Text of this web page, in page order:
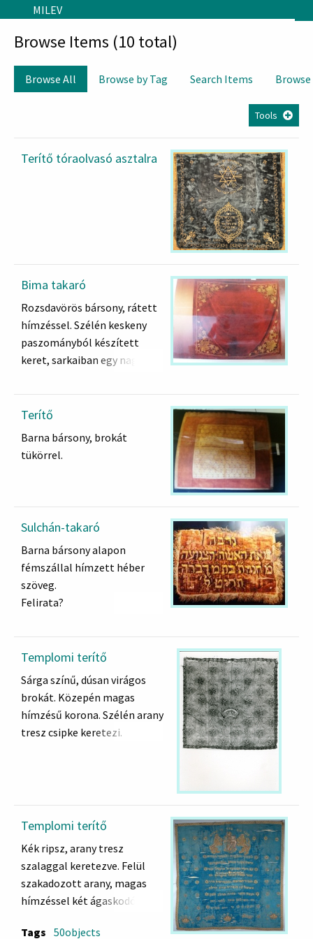
Skip to main content
MILEV
Browse Items (10 total)
Browse All Browse by Tag Search Items
Tools
Terítő tóraolvasó asztalra
Bima takaró
Rozsdavörös bársony, rátett
hímzéssel. Szélén keskeny
paszományból készített
keret, sarkaiban egy nagy és
drapp bársonyból,
paszomány szélekkel rátéve.
Terítő
Barna bársony, brokát
tükörrel.
Sulchán-takaró
Barna bársony alapon
fémszállal hímzett héber
szöveg.
Felirata?
מאת האשה הצנועה
מ חנה ת בת מ דבורה
Egy alázatos asszony
időszámítás szerint 619-ben
Templomi terítő
Sárga színű, dúsan virágos
brokát. Közepén magas
hímzésű korona. Szélén arany
tresz csipke keretezi.
Templomi terítő
Kék ripsz, arany tresz
szalaggal keretezve. Felül
szakadozott arany, magas
hímzéssel két ágaskodó
Szétszórtan Dávid-csillagok.
Tags 50objects